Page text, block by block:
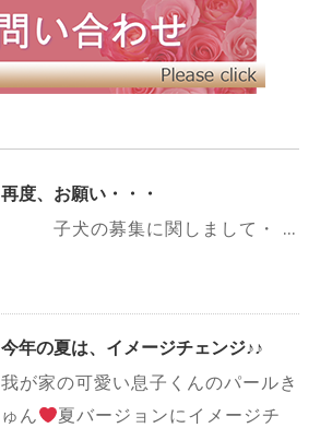
再度、お願い・・・
子犬の募集に関しまして・ ...
今年の夏は、イメージチェンジ♪♪
我が家の可愛い息子くんのパールき
ゅん
夏バージョンにイメージチ